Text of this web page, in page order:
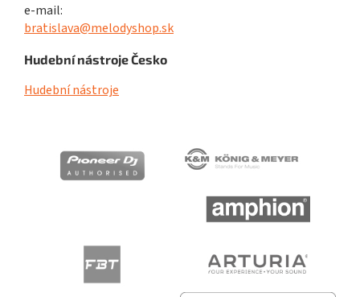
e-mail:
bratislava@melodyshop.sk
Hudební nástroje Česko
Hudební nástroje